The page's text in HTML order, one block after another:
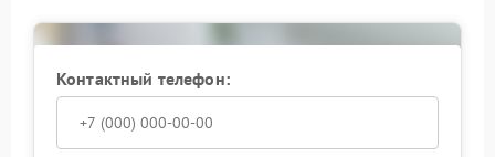
Контактный телефон: